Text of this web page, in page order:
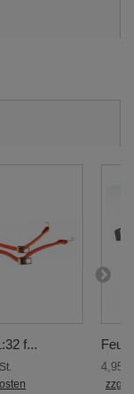
f...
4,95
zzgl.